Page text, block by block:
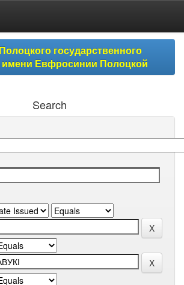
государственного
имени Евфросинии Полоцкой
Search